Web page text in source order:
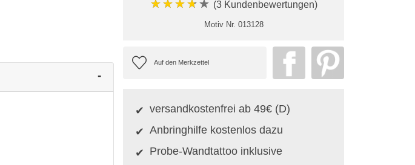
★★★★★ (3 Kundenbewertungen)
Motiv Nr. 013128
versandkostenfrei ab 49€ (D)
Anbringhilfe kostenlos dazu
Probe-Wandtattoo inklusive